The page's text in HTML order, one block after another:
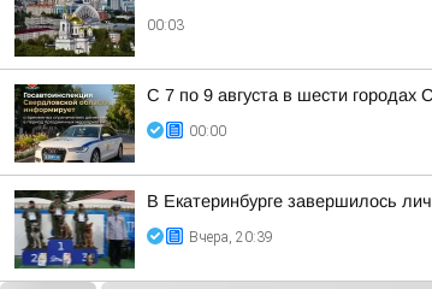
00:03
С 7 по 9 августа в шести городах
00:00
В Екатеринбурге завершилось
Вчера, 20:39